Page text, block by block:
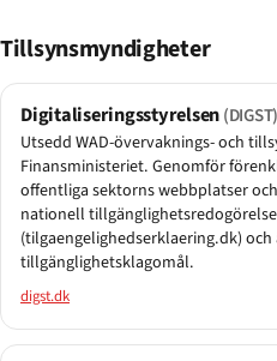
Tillsynsmyndigheter
Digitaliseringsstyrelsen(DIGST)
Utsedd WAD-övervaknings- och
Finansministeriet. Genomför
offentliga sektorns webbplatser
nationell
(tilgaengelighedserklaering.dk)
tillgänglighetsklagomål.
digst.dk